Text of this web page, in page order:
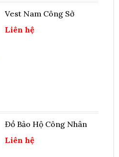
Vest Nam Công Sở
Liên hệ
Đồ Bảo Hộ Công Nhân
Liên hệ